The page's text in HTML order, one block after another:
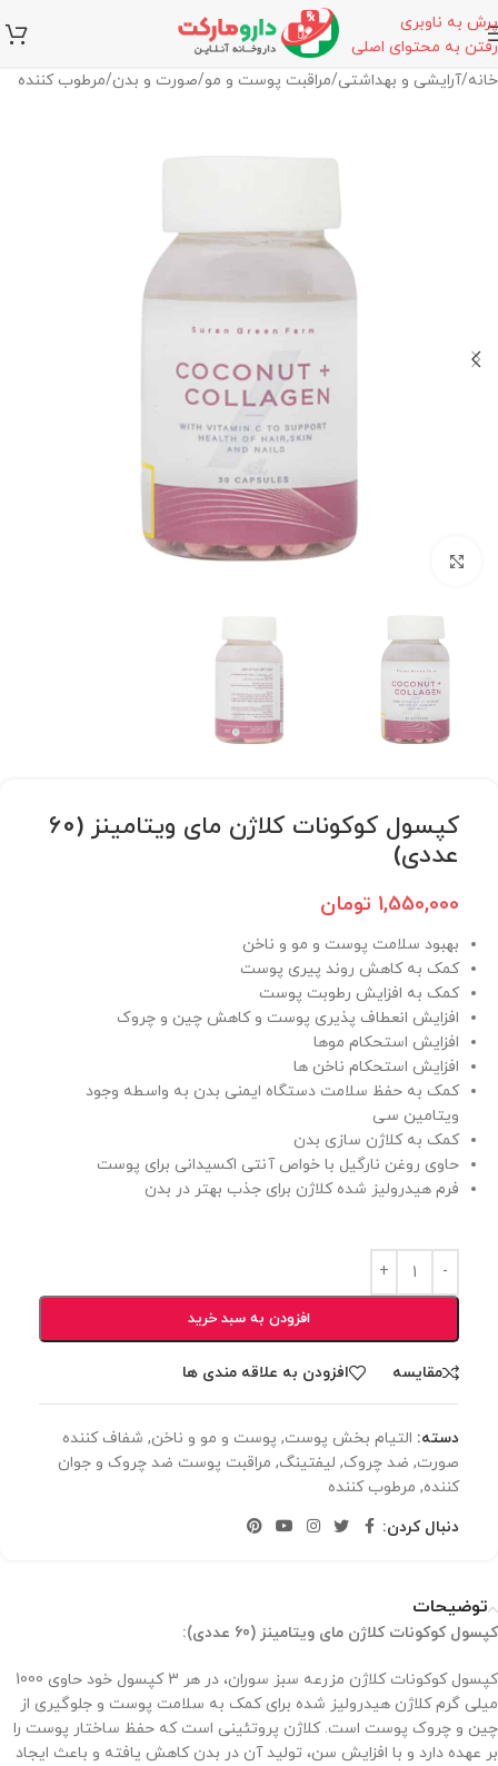
پرش به ناوبری
رفتن به محتوای اصلی
خانه/آرایشی و بهداشتی/مراقبت پوست و مو/صورت و بدن/مرطوب کننده
برای بزرگنمایی کلیک کنید
کپسول کوکونات کلاژن مای ویتامینز (60
عددی)
1,550,000 تومان
بهبود سلامت پوست و مو و ناخن
کمک به کاهش روند پیری پوست
کمک به افزایش رطوبت پوست
افزایش انعطاف پذیری پوست و کاهش چین و چروک
افزایش استحکام موها
افزایش استحکام ناخن ها
کمک به حفظ سلامت دستگاه ایمنی بدن به واسطه وجود
ویتامین سی
کمک به کلاژن سازی بدن
حاوی روغن نارگیل با خواص آنتی اکسیدانی برای پوست
فرم هیدرولیز شده کلاژن برای جذب بهتر در بدن
افزودن به سبد خرید
مقایسه افزودن به علاقه مندی ها
دسته: التیام بخش پوست, پوست و مو و ناخن, شفاف کننده
صورت, ضد چروک, لیفتینگ, مراقبت پوست ضد چروک و جوان
کننده, مرطوب کننده
دنبال کردن:
توضیحات
کپسول کوکونات کلاژن مای ویتامینز (60 عددی):
کپسول کوکونات کلاژن مزرعه سبز سوران، در هر 3 کپسول خود حاوی 1000
میلی گرم کلاژن هیدرولیز شده برای کمک به سلامت پوست و جلوگیری از
چین و چروک پوست است. کلاژن پروتئینی است که حفظ ساختار پوست را
بر عهده دارد و با افزایش سن، تولید آن در بدن کاهش یافته و باعث ایجاد